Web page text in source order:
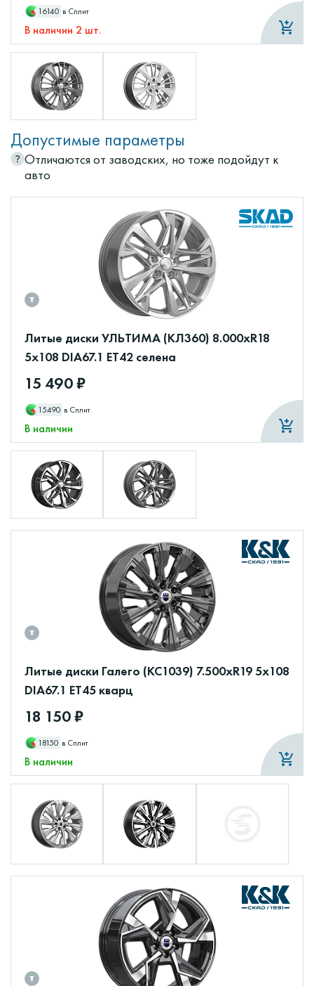
16140 в Сплит
В наличии 2 шт.
Допустимые параметры
Отличаются от заводских, но тоже подойдут к
авто
Литые диски УЛЬТИМА (КЛ360) 8.000xR18
5x108 DIA67.1 ET42 селена
15 490 ₽
15490 в Сплит
В наличии
Литые диски Галего (КС1039) 7.500xR19 5x108
DIA67.1 ET45 кварц
18 150 ₽
18150 в Сплит
В наличии